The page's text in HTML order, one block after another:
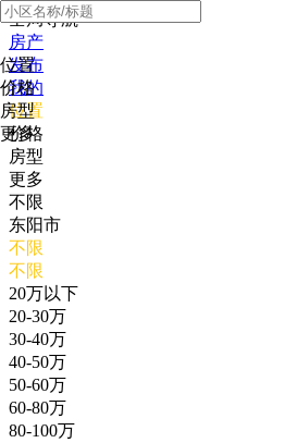
全局导航
房产
发布
我的
位置
价格
房型
更多
位置
价格
房型
更多
不限
东阳市
不限
不限
20万以下
20-30万
30-40万
40-50万
50-60万
60-80万
80-100万